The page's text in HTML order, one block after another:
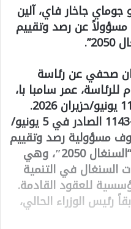
جاخار فاي، آلين
مسؤولاً عن رصد وتقييم
صحفي عن رئاسة
للرئاسة، عمر سامبا با،
وبموجب المرسوم رقم 2026-1143 الصادر في 5 يونيو/
آلان جوف مسؤولية رصد وتقييم
تنفيذ أجندة التحول الوطني “السنغال 2050″، وهي
السنغال في التنمية
للعقود القادمة.
الوزراء الحالي،